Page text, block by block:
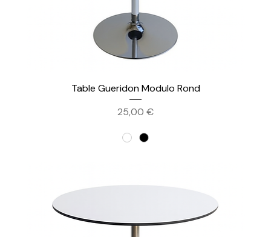
Table Gueridon Modulo Rond
Prix
25,00 €